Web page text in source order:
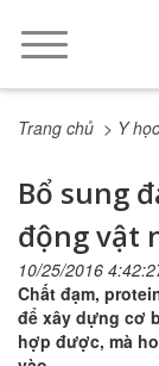
Trang chủ > Y
Bổ sung
động vật
10/25/2016
Chất đạm,
để xây dựng cơ
hợp được, mà